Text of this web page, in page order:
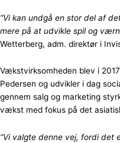
“Vi kan undgå en stor del af
mere på at udvikle spil og
Wetterberg, adm. direktør i
Vækstvirksomheden blev i
Pedersen og udvikler i dag
gennem salg og marketing
vækst med fokus på det
“Vi valgte denne vej, fordi det